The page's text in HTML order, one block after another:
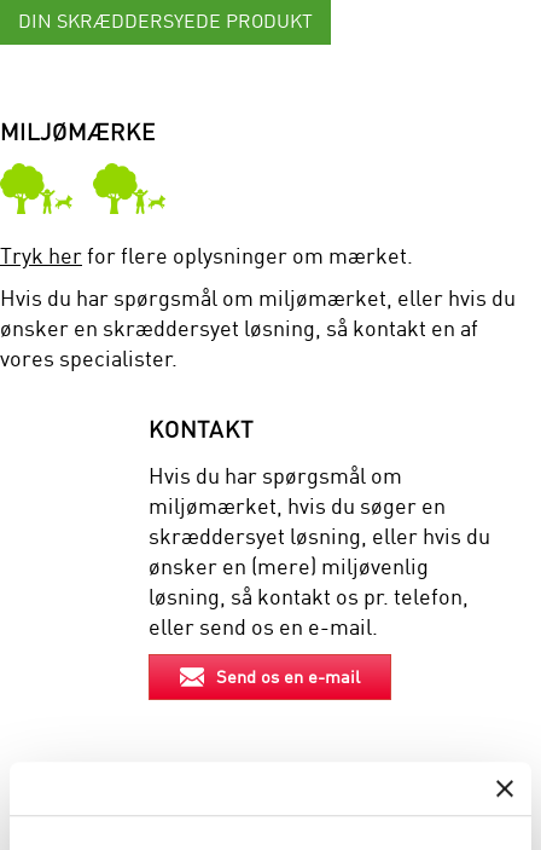
DIN SKRÆDDERSYEDE PRODUKT
MILJØMÆRKE
Tryk herfor flere oplysninger om mærket.
Hvis du har spørgsmål om miljømærket, eller hvis du
ønsker en skræddersyet løsning, så kontakt en af
vores specialister.
KONTAKT
Hvis du har spørgsmål om
miljømærket, hvis du søger en
skræddersyet løsning, eller hvis du
ønsker en (mere) miljøvenlig
løsning, så kontakt os pr. telefon,
eller send os en e-mail.
Send os en e-mail